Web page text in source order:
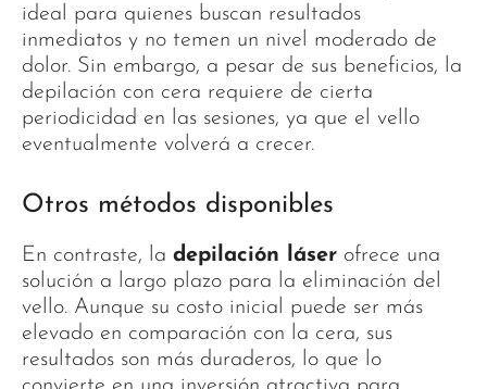
ideal para quienes buscan resultados
inmediatos y no temen un nivel moderado de
dolor. Sin embargo, a pesar de sus beneficios, la
depilación con cera requiere de cierta
periodicidad en las sesiones, ya que el vello
eventualmente volverá a crecer.
Otros métodos disponibles
En contraste, la depilación láser ofrece una
solución a largo plazo para la eliminación del
vello. Aunque su costo inicial puede ser más
elevado en comparación con la cera, sus
resultados son más duraderos, lo que lo